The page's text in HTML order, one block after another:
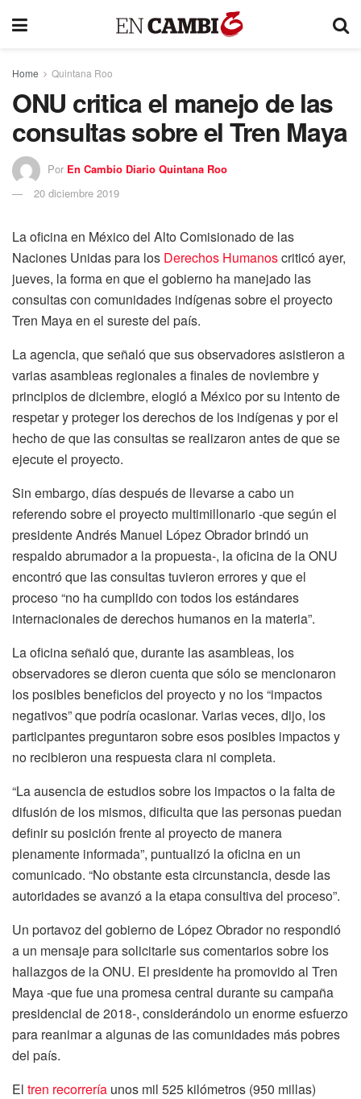
Home Quintana Roo
ONU critica el manejo de las
consultas sobre el Tren Maya
Por En Cambio Diario Quintana Roo
20 diciembre 2019
La oficina en México del Alto Comisionado de las
Naciones Unidas para los Derechos Humanoscriticó ayer,
jueves, la forma en que el gobierno ha manejado las
consultas con comunidades indígenas sobre el proyecto
Tren Maya en el sureste del país.
La agencia, que señaló que sus observadores asistieron a
varias asambleas regionales a finales de noviembre y
principios de diciembre, elogió a México por su intento de
respetar y proteger los derechos de los indígenas y por el
hecho de que las consultas se realizaron antes de que se
ejecute el proyecto.
Sin embargo, días después de llevarse a cabo un
referendo sobre el proyecto multimillonario -que según el
presidente Andrés Manuel López Obrador brindó un
respaldo abrumador a la propuesta-, la oficina de la ONU
encontró que las consultas tuvieron errores y que el
proceso “no ha cumplido con todos los estándares
internacionales de derechos humanos en la materia”.
La oficina señaló que, durante las asambleas, los
observadores se dieron cuenta que sólo se mencionaron
los posibles beneficios del proyecto y no los “impactos
negativos” que podría ocasionar. Varias veces, dijo, los
participantes preguntaron sobre esos posibles impactos y
no recibieron una respuesta clara ni completa.
“La ausencia de estudios sobre los impactos o la falta de
difusión de los mismos, dificulta que las personas puedan
definir su posición frente al proyecto de manera
plenamente informada”, puntualizó la oficina en un
comunicado. “No obstante esta circunstancia, desde las
autoridades se avanzó a la etapa consultiva del proceso”.
Un portavoz del gobierno de López Obrador no respondió
a un mensaje para solicitarle sus comentarios sobre los
hallazgos de la ONU. El presidente ha promovido al Tren
Maya -que fue una promesa central durante su campaña
presidencial de 2018-, considerándolo un enorme esfuerzo
para reanimar a algunas de las comunidades más pobres
del país.
El tren recorrería unos mil 525 kilómetros (950 millas)